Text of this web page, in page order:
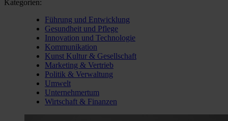
Kategorien:
Führung und Entwicklung
Gesundheit und Pflege
Innovation und Technologie
Kommunikation
Kunst Kultur & Gesellschaft
Marketing & Vertrieb
Politik & Verwaltung
Umwelt
Unternehmertum
Wirtschaft & Finanzen